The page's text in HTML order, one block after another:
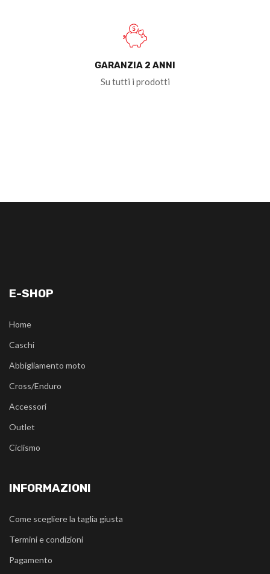
GARANZIA 2 ANNI
Su tutti i prodotti
E-SHOP
Home
Caschi
Abbigliamento moto
Cross/Enduro
Accessori
Outlet
Ciclismo
INFORMAZIONI
Come scegliere la taglia giusta
Termini e condizioni
Pagamento